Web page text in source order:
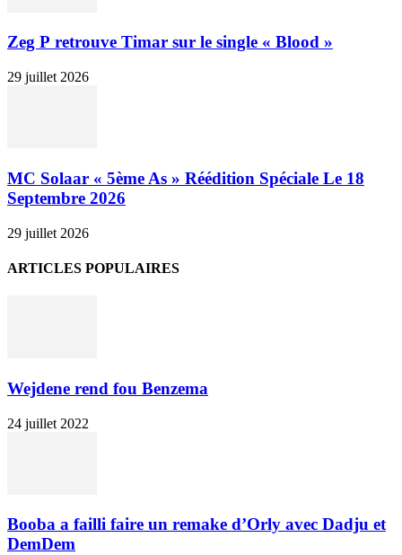
Zeg P retrouve Timar sur le single « Blood »
29 juillet 2026
MC Solaar « 5ème As » Réédition Spéciale Le 18
Septembre 2026
29 juillet 2026
ARTICLES POPULAIRES
Wejdene rend fou Benzema
24 juillet 2022
Booba a failli faire un remake d’Orly avec Dadju et
DemDem